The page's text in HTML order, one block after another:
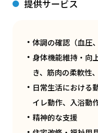
提供サービス
体調の確認（⾎圧
⾝体機能維持‧向
き、筋⾁の柔軟性
日常生活における
イレ動作、⼊浴動
精神的な⽀援